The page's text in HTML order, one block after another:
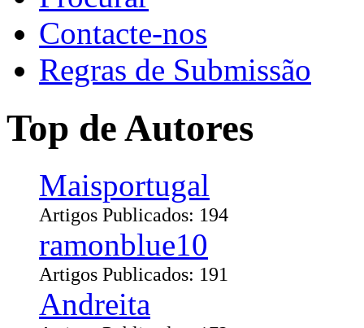
Contacte-nos
Regras de Submissão
Top de Autores
Maisportugal
Artigos Publicados: 194
ramonblue10
Artigos Publicados: 191
Andreita